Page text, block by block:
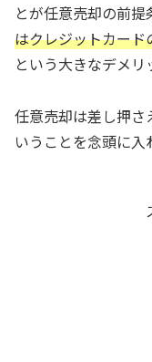
とが任意売却の前
はクレジットカード
という大きなデメリ
任意売却は差し押さ
いうことを念頭に入